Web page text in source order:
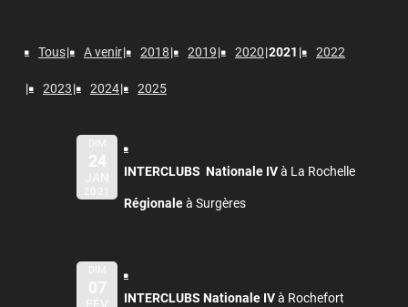
Tous A venir 2018 2019 2020 2021 2022
2023 2024 2025
DIM
24
JAN
2021
INTERCLUBS Nationale IVà La Rochelle
Régionaleà Surgères
DIM
07
INTERCLUBS Nationale IVà Rochefort